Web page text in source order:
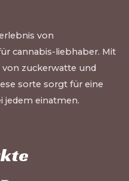
von
cannabis-liebhaber. Mit
zuckerwatte und
sorte sorgt für eine
jedem einatmen.